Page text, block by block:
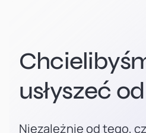
usłyszeć
Niezależnie od tego,